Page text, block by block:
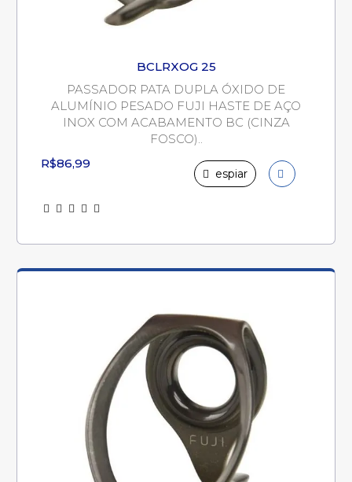
BCLRXOG 25
PASSADOR PATA DUPLA ÓXIDO DE
ALUMÍNIO PESADO FUJI HASTE DE AÇO
INOX COM ACABAMENTO BC (CINZA
FOSCO)..
R$86,99
espiar